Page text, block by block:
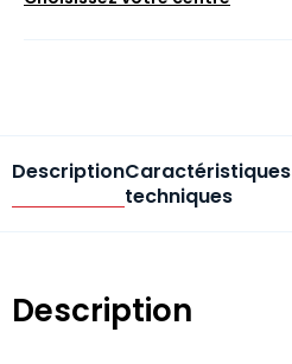
DescriptionCaractéristiques
techniques
Description